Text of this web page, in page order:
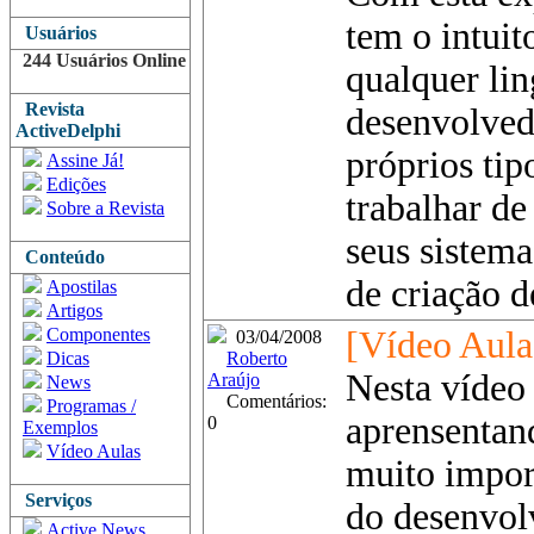
Usuários
244 Usuários Online
Revista
ActiveDelphi
Assine Já!
Edições
Sobre a Revista
Conteúdo
Apostilas
Artigos
Componentes
Dicas
News
Programas /
Exemplos
Vídeo Aulas
Serviços
Active News
tem o
qualquer
próprios
trabalhar
seus
de criação
03/04/2008
Roberto
Araújo
Comentários:
0
[Vídeo
Nesta
muito
do